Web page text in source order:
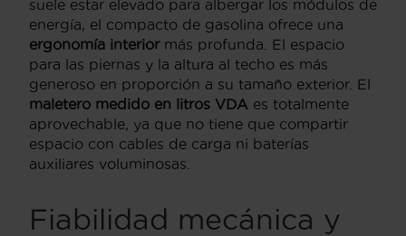
suele estar elevado para albergar los módulos de
energía, el compacto de gasolina ofrece una
ergonomía interiormás profunda. El espacio
para las piernas y la altura al techo es más
generoso en proporción a su tamaño exterior. El
maletero medido en litros VDA es totalmente
aprovechable, ya que no tiene que compartir
espacio con cables de carga ni baterías
auxiliares voluminosas.
Fiabilidad mecánica y